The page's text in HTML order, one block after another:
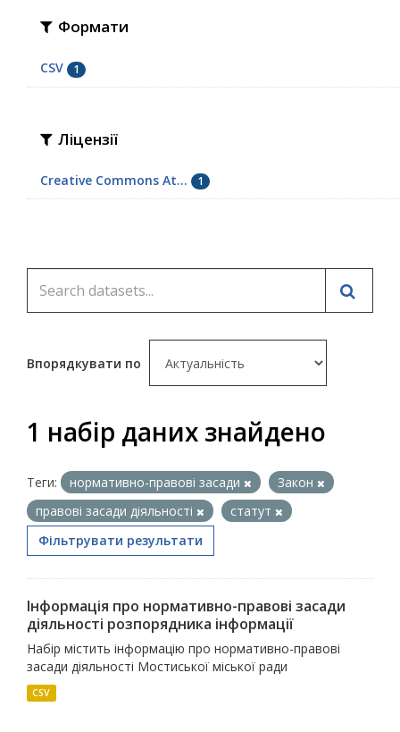
Формати
CSV 1
Ліцензії
Creative Commons At... 1
Впорядкувати по
1 набір даних знайдено
Теги: нормативно-правові засади
Закон
правові засади діяльності
статут
Фільтрувати результати
Інформація про нормативно-правові засади
діяльності розпорядника інформації
Набір містить інформацію про нормативно-правові
засади діяльності Мостиської міської ради
CSV